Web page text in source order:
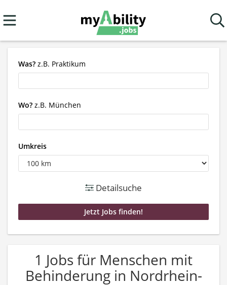
Was? z.B. Praktikum
Wo? z.B. München
Umkreis
Detailsuche
1 Jobs für Menschen mit
Behinderung in Nordrhein-